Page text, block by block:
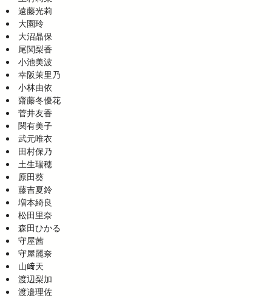
遠藤光莉
大園玲
大沼晶保
尾関梨香
小池美波
幸阪茉里乃
小林由依
齋藤冬優花
菅井友香
関有美子
武元唯衣
田村保乃
土生瑞穂
原田葵
藤吉夏鈴
増本綺良
松田里奈
森田ひかる
守屋茜
守屋麗奈
山﨑天
渡辺梨加
渡邉理佐